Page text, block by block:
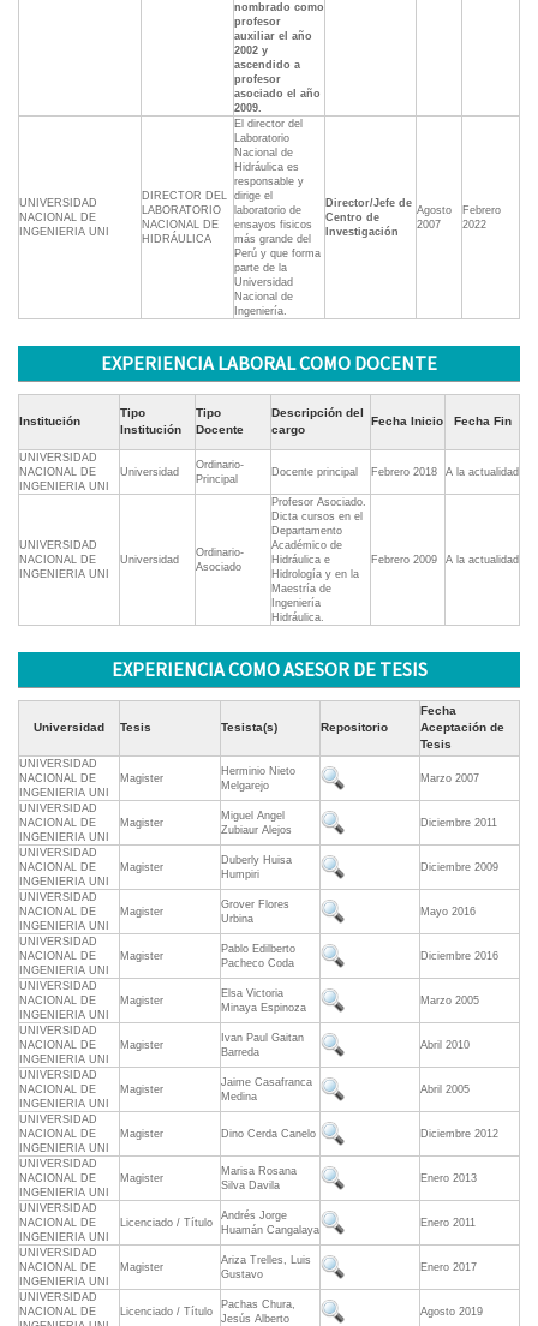
nombrado como
profesor
auxiliar el año
2002 y
ascendido a
profesor
asociado el año
2009.
UNIVERSIDAD
NACIONAL DE
INGENIERIA UNI
DIRECTOR DEL
LABORATORIO
NACIONAL DE
HIDRÁULICA
El director del
Laboratorio
Nacional de
Hidráulica es
responsable y
dirige el
laboratorio de
ensayos fisicos
más grande del
Perú y que forma
parte de la
Universidad
Nacional de
Ingeniería.
Director/Jefe de
Centro de
Investigación
Agosto
2007
Febrero
2022
EXPERIENCIA LABORAL COMO DOCENTE
Institución
Tipo
Institución
Tipo
Docente
Descripción del
cargo
Fecha Inicio Fecha Fin
UNIVERSIDAD
NACIONAL DE
INGENIERIA UNI
Universidad
Ordinario-
Principal
Docente principal Febrero 2018 A la actualidad
UNIVERSIDAD
NACIONAL DE
INGENIERIA UNI
Universidad
Ordinario-
Asociado
Profesor Asociado.
Dicta cursos en el
Departamento
Académico de
Hidráulica e
Hidrología y en la
Maestría de
Ingeniería
Hidráulica.
Febrero 2009 A la actualidad
EXPERIENCIA COMO ASESOR DE TESIS
Universidad Tesis Tesista(s) Repositorio
Fecha
Aceptación de
Tesis
UNIVERSIDAD
NACIONAL DE
INGENIERIA UNI
Magister
Herminio Nieto
Melgarejo
Marzo 2007
UNIVERSIDAD
NACIONAL DE
INGENIERIA UNI
Magister
Miguel Angel
Zubiaur Alejos
Diciembre 2011
UNIVERSIDAD
NACIONAL DE
INGENIERIA UNI
Magister
Duberly Huisa
Humpiri
Diciembre 2009
UNIVERSIDAD
NACIONAL DE
INGENIERIA UNI
Magister
Grover Flores
Urbina
Mayo 2016
UNIVERSIDAD
NACIONAL DE
INGENIERIA UNI
Magister
Pablo Edilberto
Pacheco Coda
Diciembre 2016
UNIVERSIDAD
NACIONAL DE
INGENIERIA UNI
Magister
Elsa Victoria
Minaya Espinoza
Marzo 2005
UNIVERSIDAD
NACIONAL DE
INGENIERIA UNI
Magister
Ivan Paul Gaitan
Barreda
Abril 2010
UNIVERSIDAD
NACIONAL DE
INGENIERIA UNI
Magister
Jaime Casafranca
Medina
Abril 2005
UNIVERSIDAD
NACIONAL DE
INGENIERIA UNI
Magister Dino Cerda Canelo Diciembre 2012
UNIVERSIDAD
NACIONAL DE
INGENIERIA UNI
Magister
Marisa Rosana
Silva Davila
Enero 2013
UNIVERSIDAD
NACIONAL DE
INGENIERIA UNI
Licenciado / Título
Andrés Jorge
Huamán Cangalaya
Enero 2011
UNIVERSIDAD
NACIONAL DE
INGENIERIA UNI
Magister
Ariza Trelles, Luis
Gustavo
Enero 2017
UNIVERSIDAD
NACIONAL DE
Licenciado / Título
Pachas Chura,
Jesús Alberto
Agosto 2019